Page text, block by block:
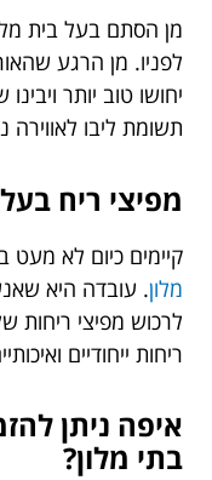
מן הסתם בעל בית
לפניו. מן הרגע
יחושו טוב יותר
תשומת ליבו לאווירה
מפיצי ריח
קיימים כיום לא מעט
מלון. עובדה היא
לרכוש מפיצי ריחות
ריחות ייחודיים
איפה ניתן
בתי מלון?